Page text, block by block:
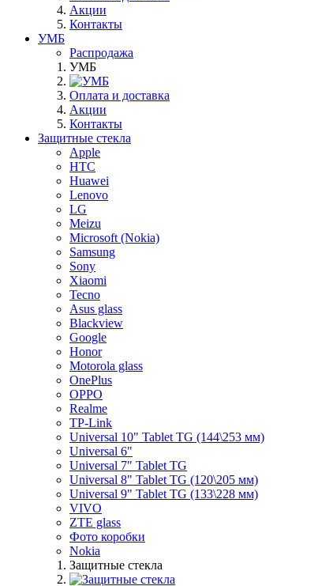
Акции
Контакты
УМБ
Распродажа
УМБ
Оплата и доставка
Акции
Контакты
Защитные стекла
Apple
HTC
Huawei
Lenovo
LG
Meizu
Microsoft (Nokia)
Samsung
Sony
Xiaomi
Tecno
Asus glass
Blackview
Google
Honor
Motorola glass
OnePlus
OPPO
Realme
TP-Link
Universal 10" Tablet TG (144\253 мм)
Universal 6"
Universal 7" Tablet TG
Universal 8" Tablet TG (120\205 мм)
Universal 9" Tablet TG (133\228 мм)
VIVO
ZTE glass
Фото коробки
Nokia
Защитные стекла